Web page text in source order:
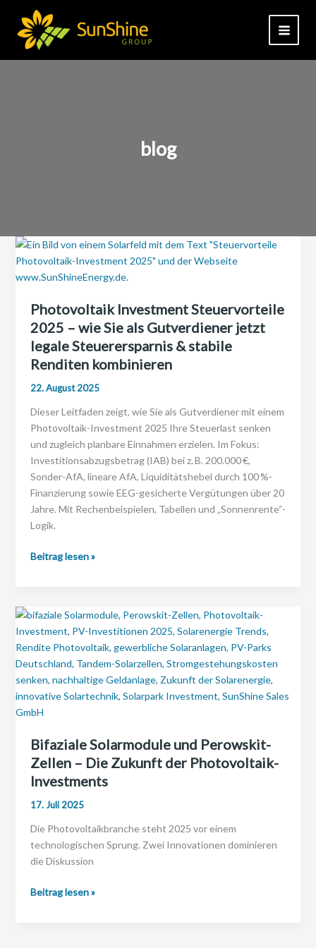
Inhalt
springen
blog
Photovoltaik Investment Steuervorteile
2025 – wie Sie als Gutverdiener jetzt
legale Steuerersparnis & stabile
Renditen kombinieren
22. August 2025
Dieser Leitfaden zeigt, wie Sie als Gutverdiener mit einem
Photovoltaik-Investment 2025 Ihre Steuerlast senken
und zugleich planbare Einnahmen erzielen. Im Fokus:
Investitionsabzugsbetrag (IAB) bei z. B. 200.000 €,
Sonder-AfA, lineare AfA, Liquiditätshebel durch 100 %-
Finanzierung sowie EEG-gesicherte Vergütungen über 20
Jahre. Mit Rechenbeispielen, Tabellen und „Sonnenrente“-
Logik.
Photovoltaik
–
wie
Sie
als
Gutverdiener
jetzt
legale
&
stabile
Renditen
kombinieren
Beitrag lesen »
Bifaziale Solarmodule und Perowskit-
Zellen – Die Zukunft der Photovoltaik-
Investments
17. Juli 2025
Die Photovoltaikbranche steht 2025 vor einem
technologischen Sprung. Zwei Innovationen dominieren
die Diskussion
Bifaziale
Beitrag lesen »